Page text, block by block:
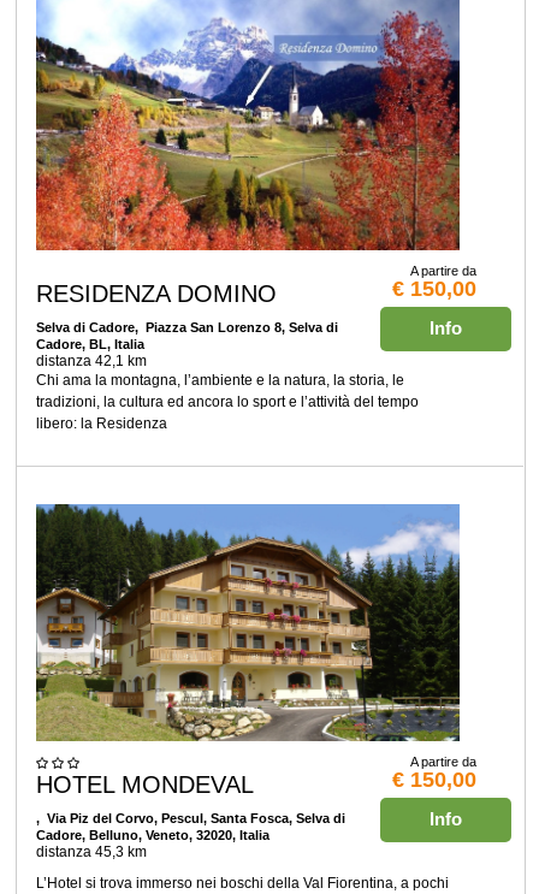
A partire da
€ 150,00
Info
RESIDENZA DOMINO
Selva di Cadore, Piazza San Lorenzo 8, Selva di
Cadore, BL, Italia
distanza 42,1 km
Chi ama la montagna, l’ambiente e la natura, la storia, le
tradizioni, la cultura ed ancora lo sport e l’attività del tempo
libero: la Residenza
A partire da
€ 150,00
Info
HOTEL MONDEVAL
, Via Piz del Corvo, Pescul, Santa Fosca, Selva di
Cadore, Belluno, Veneto, 32020, Italia
distanza 45,3 km
L’Hotel si trova immerso nei boschi della Val Fiorentina, a pochi